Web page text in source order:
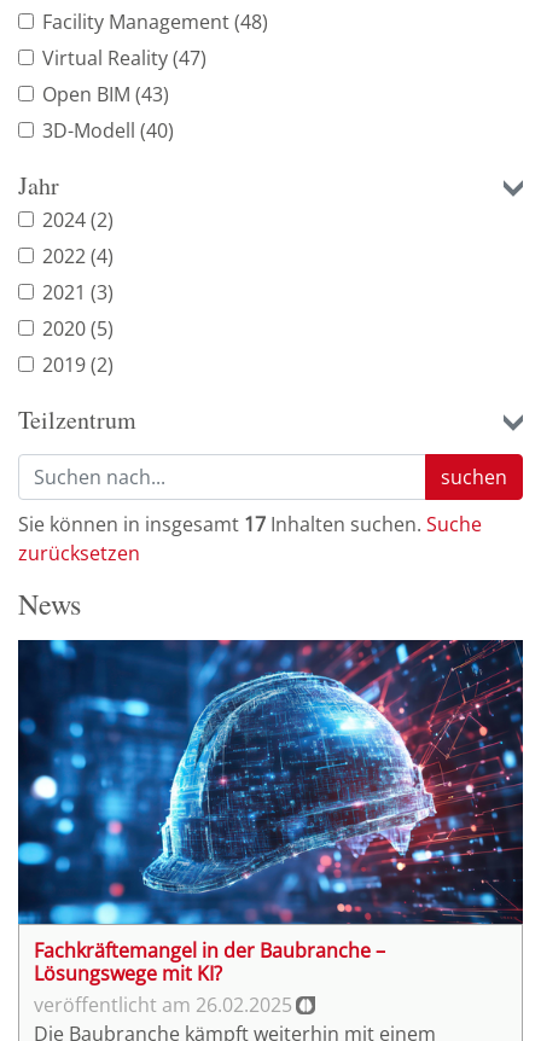
Facility Management(48)
Virtual Reality(47)
Open BIM (43)
3D-Modell (40)
BIM-Strategie
Simulation
Punktwolke
Projektmanagement
Digitaler Zwilling(23)
Computer Aided Facility Management (22)
BIM Collaboration Format (20)
Qualitätssicherung
Datenbank
AWF 1 Bestandserfassung (17)
Geodaten(16)
IT-Sicherheit(16)
Exchange Requirements
(15)
Geographische Informationssysteme(14)
Smart City
(12)
BIM-Anwendungsfall(12)
Smart Building(12)
Digitale Baugenehmigung
(12)
Digitale Plattform(11)
Jahr
2024(2)
2022(4)
2021 (3)
2020(5)
2019(2)
Teilzentrum
suchen
Sie können in insgesamt 17 Inhalten suchen. Suche
zurücksetzen
News
Fachkräftemangel in der Baubranche –
Lösungswege mit KI?
26.02.2025
Die Baubranche kämpft weiterhin mit einem